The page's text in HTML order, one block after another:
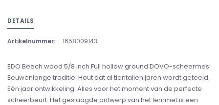
DETAILS
Artikelnummer: 1658009143
EDO Beech wood 5/8 inch Full hollow ground DOVO-scheermes.
Eeuwenlange traditie. Hout dat al tientallen jaren wordt geteeld.
Eén jaar ontwikkeling. Alles voor het moment van de perfecte
scheerbeurt. Het geslaagde ontwerp van het lemmet is een